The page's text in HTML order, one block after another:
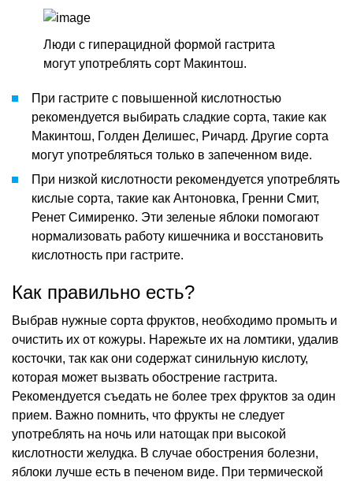
Люди с гиперацидной формой гастрита
могут употреблять сорт Макинтош.
При гастрите с повышенной кислотностью
рекомендуется выбирать сладкие сорта, такие как
Макинтош, Голден Делишес, Ричард. Другие сорта
могут употребляться только в запеченном виде.
При низкой кислотности рекомендуется употреблять
кислые сорта, такие как Антоновка, Гренни Смит,
Ренет Симиренко. Эти зеленые яблоки помогают
нормализовать работу кишечника и восстановить
кислотность при гастрите.
Как правильно есть?
Выбрав нужные сорта фруктов, необходимо промыть и
очистить их от кожуры. Нарежьте их на ломтики, удалив
косточки, так как они содержат синильную кислоту,
которая может вызвать обострение гастрита.
Рекомендуется съедать не более трех фруктов за один
прием. Важно помнить, что фрукты не следует
употреблять на ночь или натощак при высокой
кислотности желудка. В случае обострения болезни,
яблоки лучше есть в печеном виде. При термической